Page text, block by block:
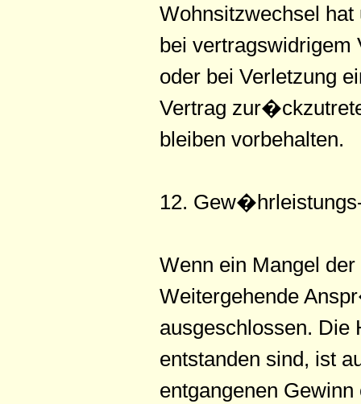
Wohnsitzwechsel
bei vertragswidrigem
oder bei Verletzung
Vertrag
bleiben vorbehalten.
12.
Wenn ein Mangel
Weitergehende
ausgeschlossen.
entstanden sind, ist
entgangenen